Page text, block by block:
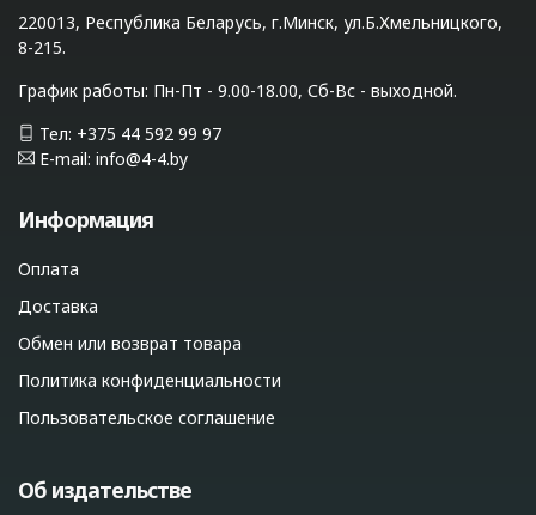
220013, Республика Беларусь, г.Минск, ул.Б.Хмельницкого,
8-215.
График работы: Пн-Пт - 9.00-18.00, Сб-Вс - выходной.
Тел: +375 44 592 99 97
E-mail: info@4-4.by
Информация
Оплата
Доставка
Обмен или возврат товара
Политика конфиденциальности
Пользовательское соглашение
Об издательстве